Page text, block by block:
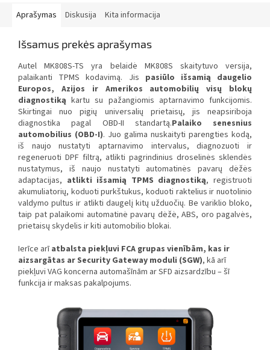
Aprašymas Diskusija Kita informacija
Išsamus prekės aprašymas
Autel MK808S-TS yra belaidė MK808S skaitytuvo versija,
palaikanti TPMS kodavimą. Jis pasiūlo išsamią daugelio
Europos, Azijos ir Amerikos automobilių visų blokų
diagnostiką kartu su pažangiomis aptarnavimo funkcijomis.
Skirtingai nuo pigių universalių prietaisų, jis neapsiriboja
diagnostika pagal OBD-II standartą.Palaiko senesnius
automobilius (OBD-I). Juo galima nuskaityti parengties kodą,
iš naujo nustatyti aptarnavimo intervalus, diagnozuoti ir
regeneruoti DPF filtrą, atlikti pagrindinius droselinės sklendės
nustatymus, iš naujo nustatyti automatinės pavarų dėžės
adaptacijas, atlikti išsamią TPMS diagnostiką, registruoti
akumuliatorių, koduoti purkštukus, koduoti raktelius ir nuotolinio
valdymo pultus ir atlikti daugelį kitų užduočių. Be variklio bloko,
taip pat palaikomi automatinė pavarų dėžė, ABS, oro pagalvės,
prietaisų skydelis ir kiti automobilio blokai.
Ierīce arīatbalsta piekļuvi FCA grupas vienībām, kas ir
aizsargātas ar Security Gateway moduli (SGW), kā arī
piekļuvi VAG koncerna automašīnām ar SFD aizsardzību – šī
funkcija ir maksas pakalpojums.